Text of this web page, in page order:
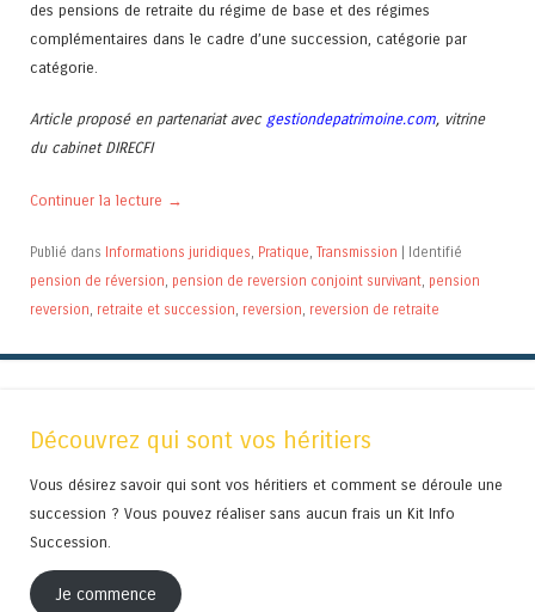
des pensions de retraite du régime de base et des régimes
complémentaires dans le cadre d’une succession, catégorie par
catégorie.
Article proposé en partenariat avec gestiondepatrimoine.com, vitrine
du cabinet DIRECFI
Continuer la lecture →
Publié dans Informations juridiques, Pratique, Transmission | Identifié
pension de réversion, pension de reversion conjoint survivant, pension
reversion, retraite et succession, reversion, reversion de retraite
Découvrez qui sont vos héritiers
Vous désirez savoir qui sont vos héritiers et comment se déroule une
succession ? Vous pouvez réaliser sans aucun frais un Kit Info
Succession.
Je commence